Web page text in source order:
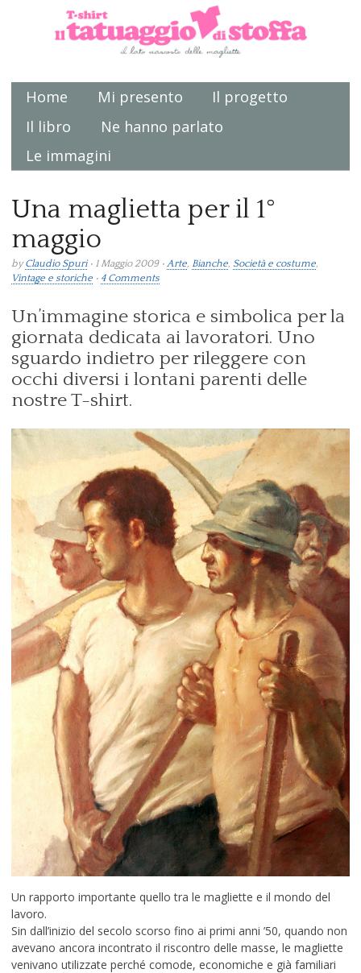
Main menu
Home Mi presento
Il progetto
Il libro
Ne hanno parlato
Le immagini
Una maglietta per il 1°
maggio
byClaudio Spuri• 1 Maggio 2009 • Arte, Bianche, Società e costume,
Vintage e storiche • 4 Comments
Un’immagine storica e simbolica per la
giornata dedicata ai lavoratori. Uno
sguardo indietro per rileggere con
occhi diversi i lontani parenti delle
nostre T-shirt.
Un rapporto importante quello tra le magliette e il mondo del
lavoro.
Sin dall’inizio del secolo scorso fino ai primi anni ’50, quando non
avevano ancora incontrato il riscontro delle masse, le magliette
venivano utilizzate perché comode, economiche e già familiari